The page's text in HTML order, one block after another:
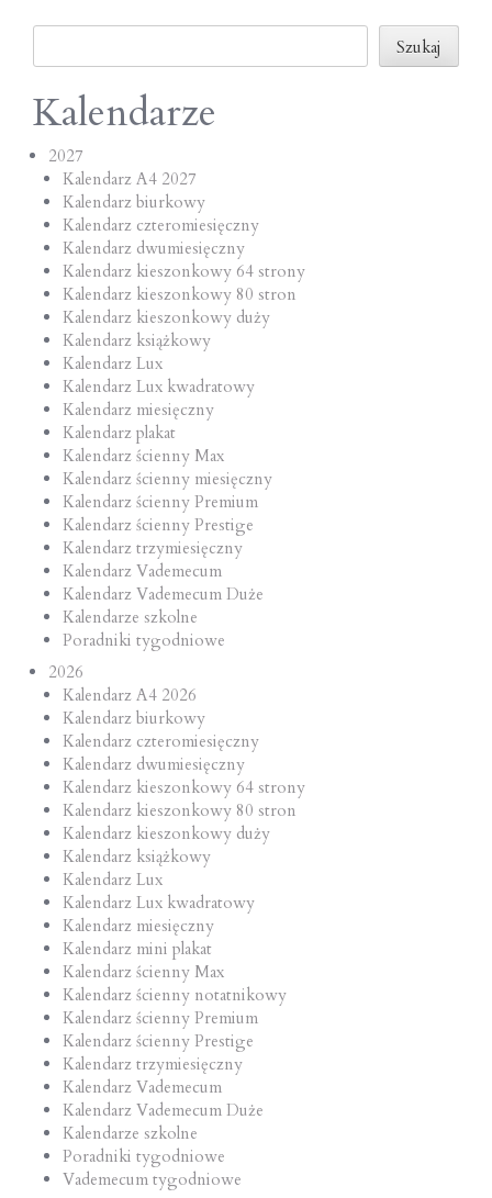
o
n
Szukaj
Szukaj
Kalendarze
2027
Kalendarz A4 2027
Kalendarz biurkowy
Kalendarz czteromiesięczny
Kalendarz dwumiesięczny
Kalendarz kieszonkowy 64 strony
Kalendarz kieszonkowy 80 stron
Kalendarz kieszonkowy duży
Kalendarz książkowy
Kalendarz Lux
Kalendarz Lux kwadratowy
Kalendarz miesięczny
Kalendarz plakat
Kalendarz ścienny Max
Kalendarz ścienny miesięczny
Kalendarz ścienny Premium
Kalendarz ścienny Prestige
Kalendarz trzymiesięczny
Kalendarz Vademecum
Kalendarz Vademecum Duże
Kalendarze szkolne
Poradniki tygodniowe
2026
Kalendarz A4 2026
Kalendarz biurkowy
Kalendarz czteromiesięczny
Kalendarz dwumiesięczny
Kalendarz kieszonkowy 64 strony
Kalendarz kieszonkowy 80 stron
Kalendarz kieszonkowy duży
Kalendarz książkowy
Kalendarz Lux
Kalendarz Lux kwadratowy
Kalendarz miesięczny
Kalendarz mini plakat
Kalendarz ścienny Max
Kalendarz ścienny notatnikowy
Kalendarz ścienny Premium
Kalendarz ścienny Prestige
Kalendarz trzymiesięczny
Kalendarz Vademecum
Kalendarz Vademecum Duże
Kalendarze szkolne
Poradniki tygodniowe
Vademecum tygodniowe